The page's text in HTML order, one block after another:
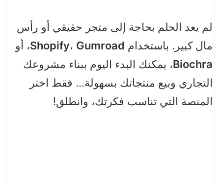
لم يعد الحلم بحاجة إلى متجر حقيقي أو رأس
مال كبير. باستخدام
Shopify، Gumroad
، أو
Biochra، يمكنك البدء اليوم ببناء مشروعك
التجاري وبيع منتجاتك بسهولة… فقط اختر
المنصة التي تناسب فكرتك، وانطلق!